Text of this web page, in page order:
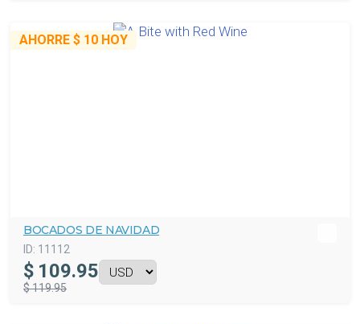
AHORRE $ 10 HOY
BOCADOS DE NAVIDAD
ID: 11112
$ 109.95
$ 119.95